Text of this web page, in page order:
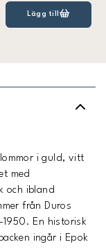
Lägg till
i guld, vitt
med
och ibland
från Duros
1950. En historisk
ingår i Epok